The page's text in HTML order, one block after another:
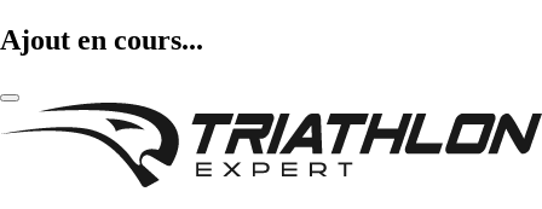
Ajout en cours...